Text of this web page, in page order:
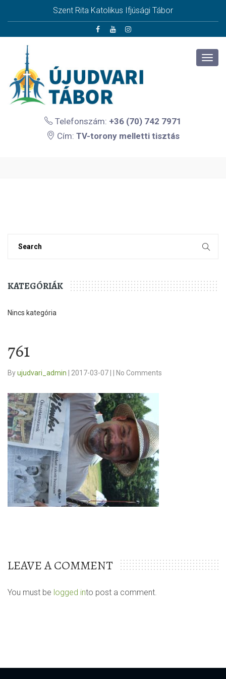
Szent Rita Katolikus Ifjúsági Tábor
Telefonszám: +36 (70) 742 7971
Cím: TV-torony melletti tisztás
KATEGÓRIÁK
Nincs kategória
761
Byujudvari_admin 2017-03-07 No Comments
LEAVE A COMMENT
You must be logged into post a comment.